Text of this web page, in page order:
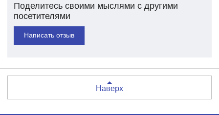
Поделитесь своими мыслями с другими
посетителями
Написать отзыв
Наверх